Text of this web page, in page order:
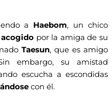
a Haebom, un chico
acogido por la amiga de su
Taesun, que es amigo
embargo, su amistad
escucha a escondidas
con él.